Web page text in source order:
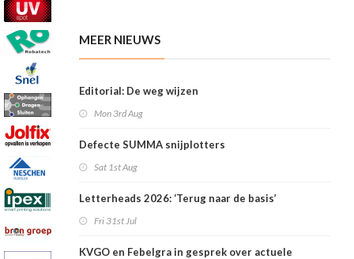
MEER NIEUWS
Editorial: De weg wijzen
Mon 3rd Aug
Defecte SUMMA snijplotters
Sat 1st Aug
Letterheads 2026: ‘Terug naar de basis’
Fri 31st Jul
KVGO en Febelgra in gesprek over actuele